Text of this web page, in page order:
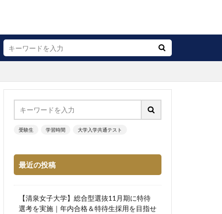
受験生 学習時間 大学入学共通テスト
最近の投稿
【清泉女子大学】総合型選抜11月期に特待
選考を実施｜年内合格＆特待生採用を目指せ